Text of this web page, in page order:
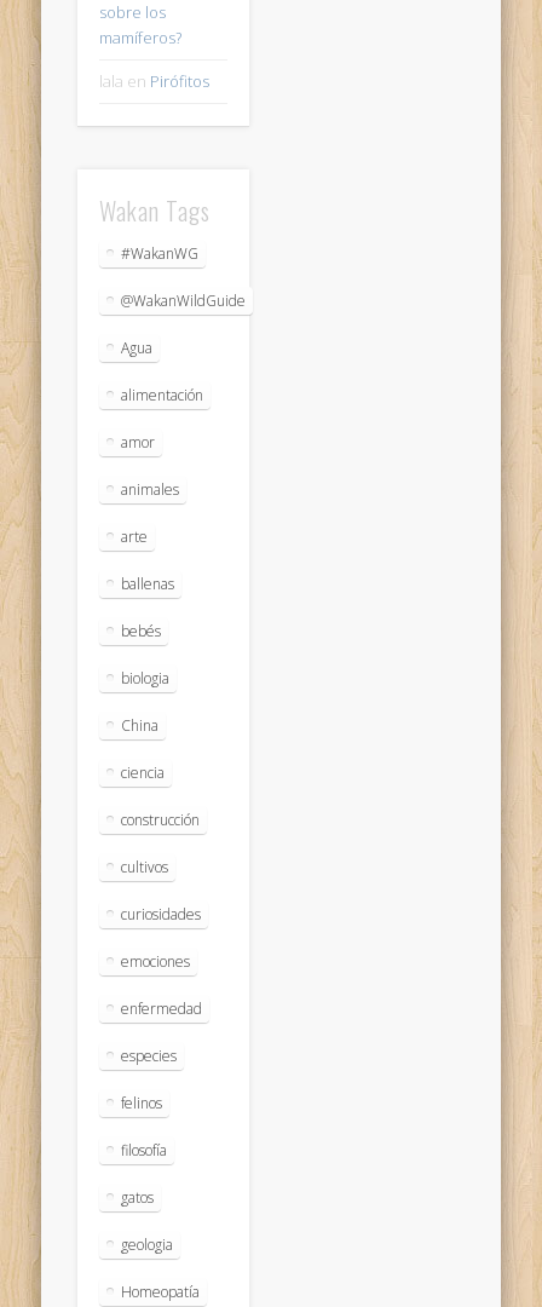
sobre los
mamíferos?
lala en Pirófitos
Wakan Tags
#WakanWG
@WakanWildGuide
Agua
alimentación
amor
animales
arte
ballenas
bebés
biologia
China
ciencia
construcción
cultivos
curiosidades
emociones
enfermedad
especies
felinos
filosofía
gatos
geologia
Homeopatía